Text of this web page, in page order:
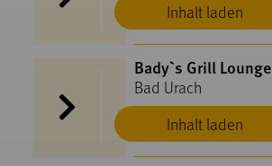
Inhalt laden
Inhalt laden
Bady`s Grill Lounge
Bad Urach